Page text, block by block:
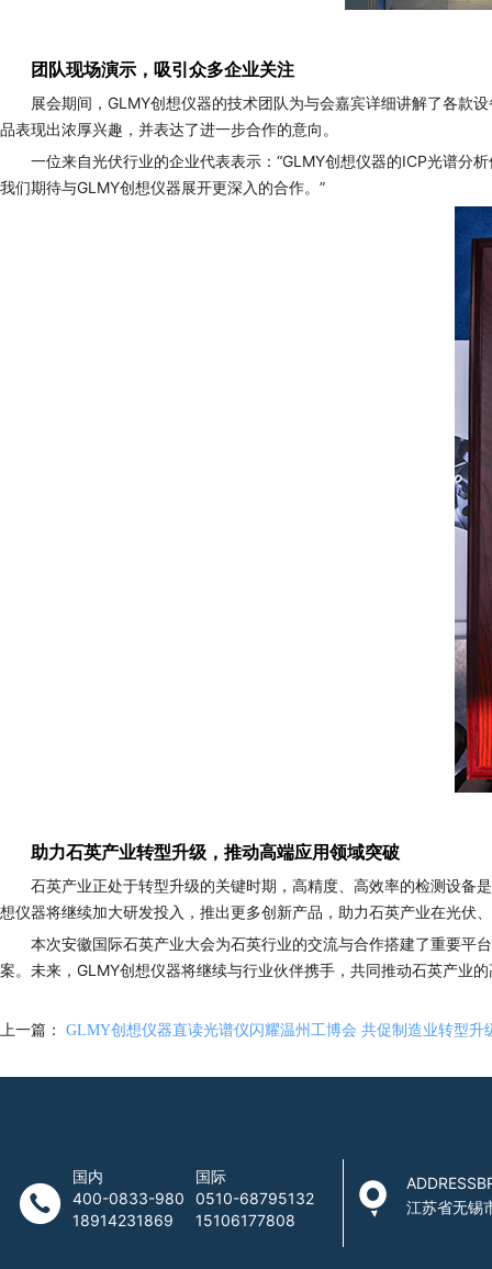
团队现场演示，吸引众多企业关注
展会期间，GLMY创想仪器的技术团队为与会嘉宾详细讲解了各款
品表现出浓厚兴趣，并表达了进一步合作的意向。
一位来自光伏行业的企业代表表示：“GLMY创想仪器的ICP光谱分
我们期待与GLMY创想仪器展开更深入的合作。”
助力石英产业转型升级，推动高端应用领域突破
石英产业正处于转型升级的关键时期，高精度、高效率的检测设备
想仪器将继续加大研发投入，推出更多创新产品，助力石英产业在光伏
本次安徽国际石英产业大会为石英行业的交流与合作搭建了重要平
案。未来，GLMY创想仪器将继续与行业伙伴携手，共同推动石英产业
上一篇： GLMY创想仪器直读光谱仪闪耀温州工博会 共促制造业转型升
国内
400-0833-980
18914231869
国际
0510-68795132
15106177808
江苏省无锡